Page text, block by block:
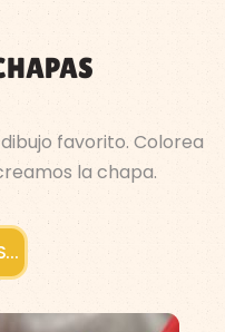
favorito. Colorea
la chapa.